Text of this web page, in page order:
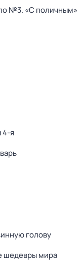
№3. «С поличным»
4-я
голову
шедевры мира